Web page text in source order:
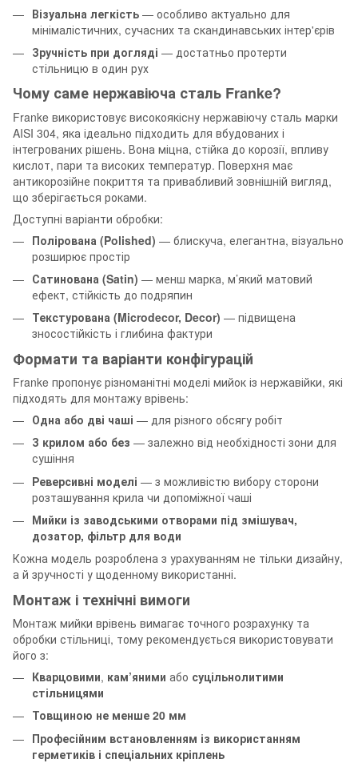
Візуальна легкість — особливо актуально для
мінімалістичних, сучасних та скандинавських інтер'єрів
Зручність при догляді — достатньо протерти
стільницю в один рух
Чому саме нержавіюча сталь Franke?
Franke використовує високоякісну нержавіючу сталь марки
AISI 304, яка ідеально підходить для вбудованих і
інтегрованих рішень. Вона міцна, стійка до корозії, впливу
кислот, пари та високих температур. Поверхня має
антикорозійне покриття та привабливий зовнішній вигляд,
що зберігається роками.
Доступні варіанти обробки:
Полірована (Polished) — блискуча, елегантна, візуально
розширює простір
Сатинована (Satin) — менш марка, м’який матовий
ефект, стійкість до подряпин
Текстурована (Microdecor, Decor) — підвищена
зносостійкість і глибина фактури
Формати та варіанти конфігурацій
Franke пропонує різноманітні моделі мийок із нержавійки, які
підходять для монтажу врівень:
Одна або дві чаші — для різного обсягу робіт
З крилом або без — залежно від необхідності зони для
сушіння
Реверсивні моделі — з можливістю вибору сторони
розташування крила чи допоміжної чаші
Мийки із заводськими отворами під змішувач,
дозатор, фільтр для води
Кожна модель розроблена з урахуванням не тільки дизайну,
а й зручності у щоденному використанні.
Монтаж і технічні вимоги
Монтаж мийки врівень вимагає точного розрахунку та
обробки стільниці, тому рекомендується використовувати
його з:
Кварцовими, кам’яними або суцільнолитими
стільницями
Товщиною не менше 20 мм
Професійним встановленням із використанням
герметиків і спеціальних кріплень